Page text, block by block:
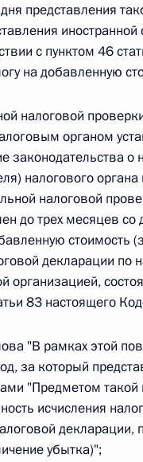
г. № 250-ФЗ
Федерации об
г. № 266-ФЗ
Федерации «О
г. № 247-ФЗ
Российской
г. № 245-ФЗ
Российской
деятельности с
представления
с пунктом 46
на добавленную
налоговой
органом
о
налогового
налоговой
до трех месяцев со
стоимость
декларации по
организацией,
83 настоящего
"В рамках этой
за который
"Предметом
исчисления
убытка)";